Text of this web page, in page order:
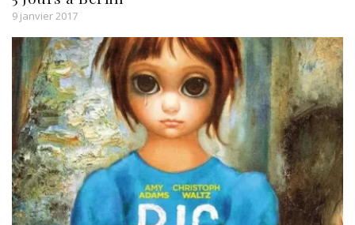
9 janvier 2017